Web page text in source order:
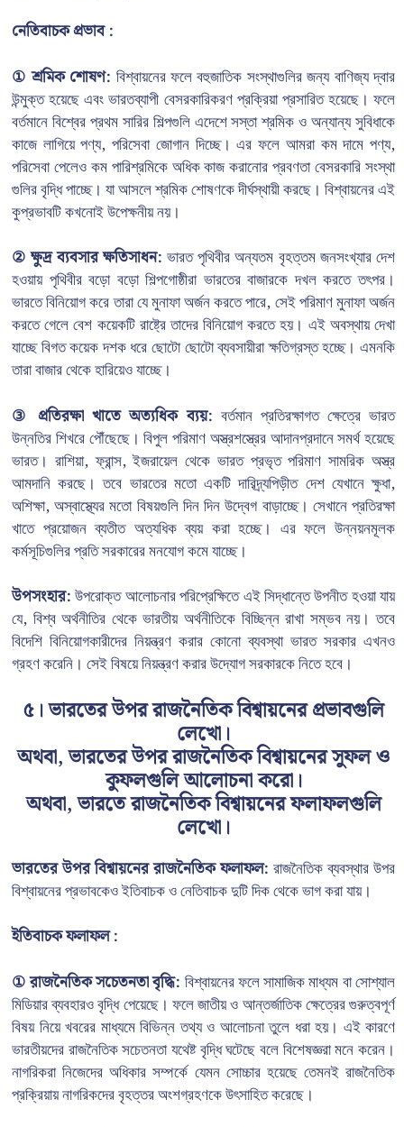
নেতিবাচক প্রভাব :
① শ্রমিক শোষণ: বিশ্বায়নের ফলে বহুজাতিক সংস্থাগুলির জন্য বাণিজ্য দ্বার
উন্মুক্ত হয়েছে এবং ভারতব্যাপী বেসরকারিকরণ প্রক্রিয়া প্রসারিত হয়েছে। ফলে
বর্তমানে বিশ্বের প্রথম সারির শিল্পগুলি এদেশে সস্তা শ্রমিক ও অন্যান্য সুবিধাকে
কাজে লাগিয়ে পণ্য, পরিসেবা জোগান দিচ্ছে। এর ফলে আমরা কম দামে পণ্য,
পরিসেবা পেলেও কম পারিশ্রমিকে অধিক কাজ করানোর প্রবণতা বেসরকারি সংস্থা
গুলির বৃদ্ধি পাচ্ছে। যা আসলে শ্রমিক শোষণকে দীর্ঘস্থায়ী করছে। বিশ্বায়নের এই
কুপ্রভাবটি কখনোই উপেক্ষনীয় নয়।
② ক্ষুদ্র ব্যবসার ক্ষতিসাধন: ভারত পৃথিবীর অন্যতম বৃহত্তম জনসংখ্যার দেশ
হওয়ায় পৃথিবীর বড়ো বড়ো শিল্পগোষ্ঠীরা ভারতের বাজারকে দখল করতে তৎপর।
ভারতে বিনিয়োগ করে তারা যে মুনাফা অর্জন করতে পারে, সেই পরিমাণ মুনাফা অর্জন
করতে গেলে বেশ কয়েকটি রাষ্ট্রে তাদের বিনিয়োগ করতে হয়। এই অবস্থায় দেখা
যাচ্ছে বিগত কয়েক দশক ধরে ছোটো ছোটো ব্যবসায়ীরা ক্ষতিগ্রস্ত হচ্ছে। এমনকি
তারা বাজার থেকে হারিয়েও যাচ্ছে।
③ প্রতিরক্ষা খাতে অত্যধিক ব্যয়: বর্তমান প্রতিরক্ষাগত ক্ষেত্রে ভারত
উন্নতির শিখরে পৌঁছেছে। বিপুল পরিমাণ অস্ত্রশস্ত্রের আদানপ্রদানে সমর্থ হয়েছে
ভারত। রাশিয়া, ফ্রান্স, ইজরায়েল থেকে ভারত প্রভৃত পরিমাণ সামরিক অস্ত্র
আমদানি করছে। তবে ভারতের মতো একটি দারিদ্র্যপিড়ীত দেশ যেখানে ক্ষুধা,
অশিক্ষা, অস্বাস্থ্যের মতো বিষয়গুলি দিন দিন উদ্বেগ বাড়াচ্ছে। সেখানে প্রতিরক্ষা
খাতে প্রয়োজন ব্যতীত অত্যধিক ব্যয় করা হচ্ছে। এর ফলে উন্নয়নমূলক
কর্মসূচিগুলির প্রতি সরকারের মনযোগ কমে যাচ্ছে।
উপসংহার:উপরোক্ত আলোচনার পরিপ্রেক্ষিতে এই সিদ্ধান্তে উপনীত হওয়া যায়
যে, বিশ্ব অর্থনীতির থেকে ভারতীয় অর্থনীতিকে বিচ্ছিন্ন রাখা সম্ভব নয়। তবে
বিদেশি বিনিয়োগকারীদের নিয়ন্ত্রণ করার কোনো ব্যবস্থা ভারত সরকার এখনও
গ্রহণ করেনি। সেই বিষয়ে নিয়ন্ত্রণ করার উদ্যোগ সরকারকে নিতে হবে।
৫। ভারতের উপর রাজনৈতিক বিশ্বায়নের প্রভাবগুলি
লেখো।
অথবা, ভারতের উপর রাজনৈতিক বিশ্বায়নের সুফল ও
কুফলগুলি আলোচনা করো।
অথবা, ভারতে রাজনৈতিক বিশ্বায়নের ফলাফলগুলি
লেখো।
ভারতের উপর বিশ্বায়নের রাজনৈতিক ফলাফল: রাজনৈতিক ব্যবস্থার উপর
বিশ্বায়নের প্রভাবকেও ইতিবাচক ও নেতিবাচক দুটি দিক থেকে ভাগ করা যায়।
ইতিবাচক ফলাফল :
① রাজনৈতিক সচেতনতা বৃদ্ধি: বিশ্বায়নের ফলে সামাজিক মাধ্যম বা সোশ্যাল
মিডিয়ার ব্যবহারও বৃদ্ধি পেয়েছে। ফলে জাতীয় ও আন্তর্জাতিক ক্ষেত্রের গুরুত্বপূর্ণ
বিষয় নিয়ে খবরের মাধ্যমে বিভিন্ন তথ্য ও আলোচনা তুলে ধরা হয়। এই কারণে
ভারতীয়দের রাজনৈতিক সচেতনতা যথেষ্ট বৃদ্ধি ঘটেছে বলে বিশেষজ্ঞরা মনে করেন।
নাগরিকরা নিজেদের অধিকার সম্পর্কে যেমন সোচ্চার হয়েছে তেমনই রাজনৈতিক
প্রক্রিয়ায় নাগরিকদের বৃহত্তর অংশগ্রহণকে উৎসাহিত করেছে।